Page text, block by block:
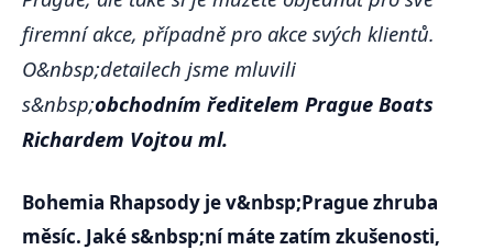
firemní akce, případně pro akce svých klientů.
O&nbsp;detailech jsme mluvili
s&nbsp;obchodním ředitelem Prague Boats
Richardem Vojtou ml.
Bohemia Rhapsody je v&nbsp;Prague zhruba
měsíc. Jaké s&nbsp;ní máte zatím zkušenosti,